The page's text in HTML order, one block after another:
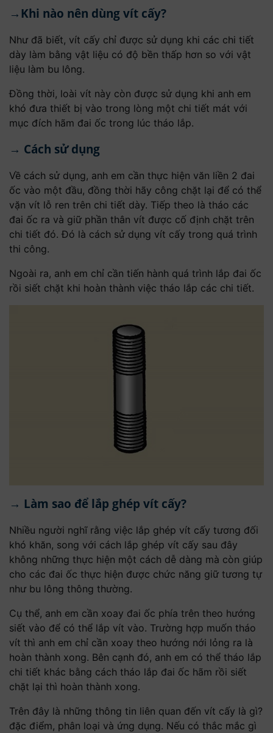
→Khi nào nên dùng vít cấy?
Như đã biết, vít cấy chỉ được sử dụng khi các chi tiết
dày làm bằng vật liệu có độ bền thấp hơn so với vật
liệu làm bu lông.
Đồng thời, loài vít này còn được sử dụng khi anh em
khó đưa thiết bị vào trong lòng một chi tiết mát với
mục đích hãm đai ốc trong lúc tháo lắp.
→ Cách sử dụng
Về cách sử dụng, anh em cần thực hiện văn liền 2 đai
ốc vào một đầu, đồng thời hãy công chặt lại để có thể
vặn vít lỗ ren trên chi tiết dày. Tiếp theo là tháo các
đai ốc ra và giữ phần thân vít được cố định chặt trên
chi tiết đó. Đó là cách sử dụng vít cấy trong quá trình
thi công.
Ngoài ra, anh em chỉ cần tiến hành quá trình lắp đai ốc
rồi siết chặt khi hoàn thành việc tháo lắp các chi tiết.
→ Làm sao để lắp ghép vít cấy?
Nhiều người nghĩ rằng việc lắp ghép vít cấy tương đối
khó khăn, song với cách lắp ghép vít cấy sau đây
không những thực hiện một cách dễ dàng mà còn giúp
cho các đai ốc thực hiện được chức năng giữ tương tự
như bu lông thông thường.
Cụ thể, anh em cần xoay đai ốc phía trên theo hướng
siết vào để có thể lắp vít vào. Trường hợp muốn tháo
vít thì anh em chỉ cần xoay theo hướng nới lỏng ra là
hoàn thành xong. Bên cạnh đó, anh em có thể tháo lắp
chi tiết khác bằng cách tháo lắp đai ốc hãm rồi siết
chặt lại thì hoàn thành xong.
Trên đây là những thông tin liên quan đến vít cấy là gì?
đặc điểm, phân loại và ứng dụng. Nếu có thắc mắc gì